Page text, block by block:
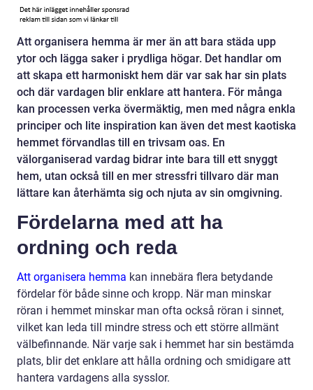
Att organisera hemma är mer än att bara städa upp
ytor och lägga saker i prydliga högar. Det handlar om
att skapa ett harmoniskt hem där var sak har sin plats
och där vardagen blir enklare att hantera. För många
kan processen verka övermäktig, men med några enkla
principer och lite inspiration kan även det mest kaotiska
hemmet förvandlas till en trivsam oas. En
välorganiserad vardag bidrar inte bara till ett snyggt
hem, utan också till en mer stressfri tillvaro där man
lättare kan återhämta sig och njuta av sin omgivning.
Fördelarna med att ha
ordning och reda
Att organisera hemma kan innebära flera betydande
fördelar för både sinne och kropp. När man minskar
röran i hemmet minskar man ofta också röran i sinnet,
vilket kan leda till mindre stress och ett större allmänt
välbefinnande. När varje sak i hemmet har sin bestämda
plats, blir det enklare att hålla ordning och smidigare att
hantera vardagens alla sysslor.